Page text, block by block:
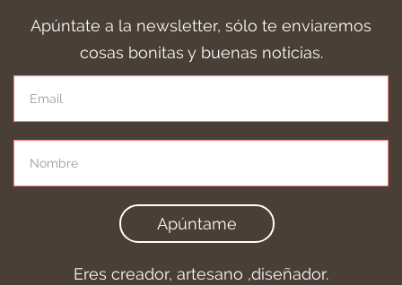
Apúntate a la newsletter, sólo te enviaremos
cosas bonitas y buenas noticias.
Apúntame
Eres creador, artesano ,diseñador.